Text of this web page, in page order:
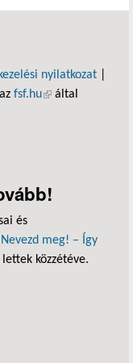
nyilatkozat
fsf.hu(külső hivatkozás)
által
és
meg! – Így
közzétéve.